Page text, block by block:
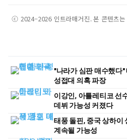
ⓒ 2024–2026 인트라매거진. 본 콘텐츠
"나라가 심판 매수했다
성접대 의혹 파장
이강인, 아틀레티코 선
데뷔 가능성 커졌다
태풍 돌핀, 중국 상하이
계속될 가능성